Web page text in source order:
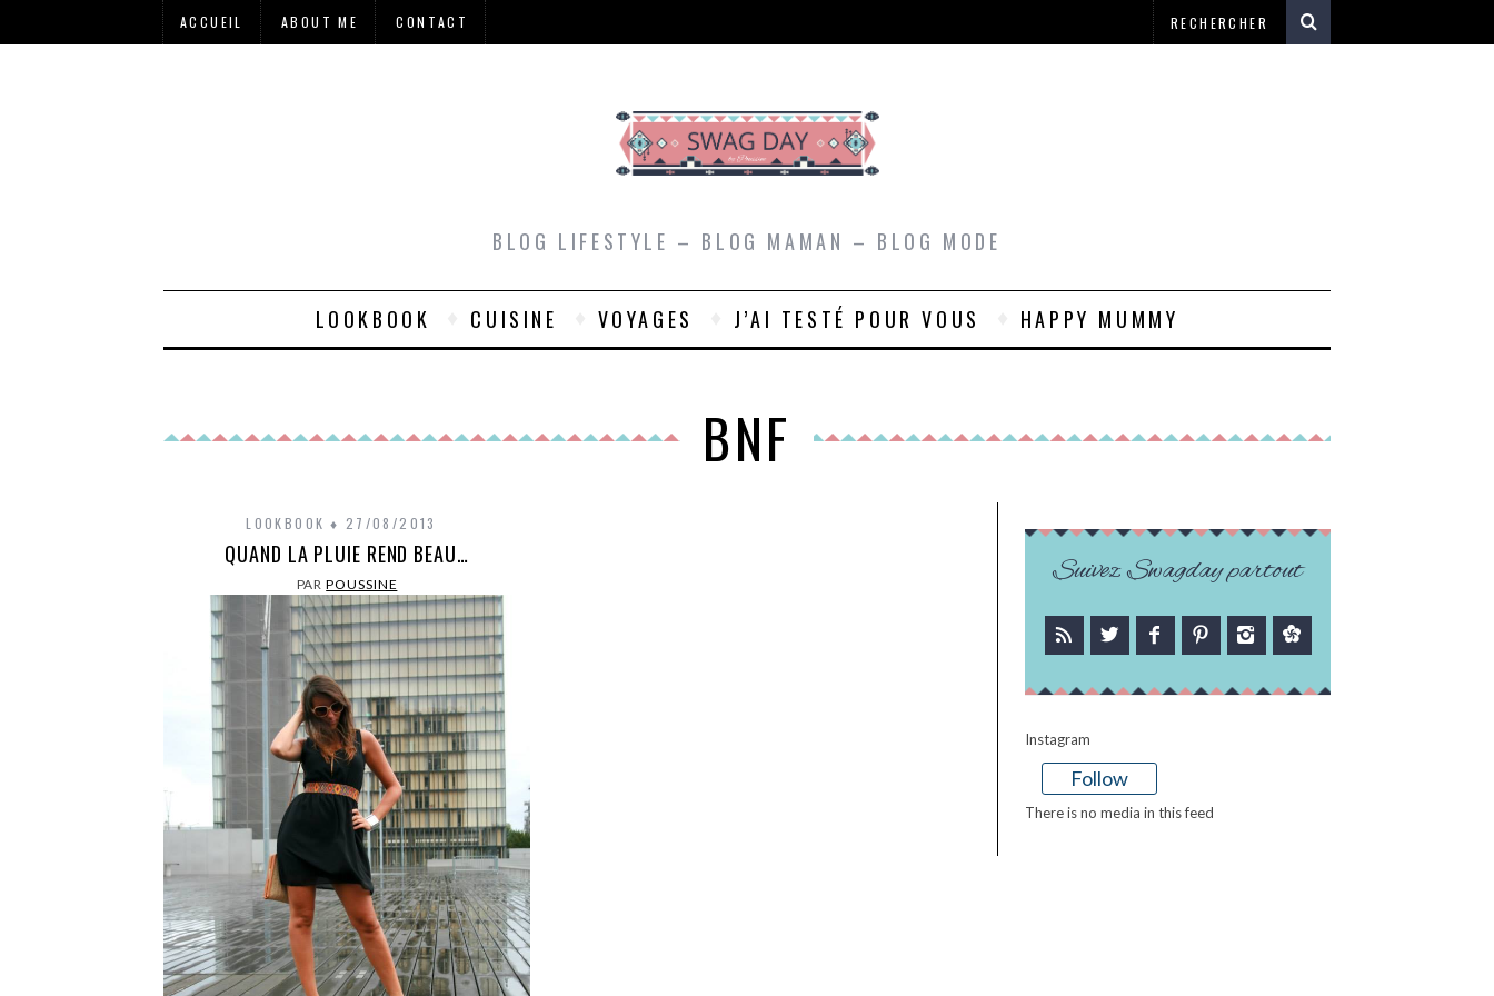
ACCUEIL ABOUT ME CONTACT
BLOG LIFESTYLE – BLOG MAMAN – BLOG MODE
LOOKBOOK CUISINE VOYAGES J’AI TESTÉ POUR VOUS HAPPY MUMMY
BNF
LOOKBOOK 27/08/2013
QUAND LA PLUIE REND BEAU…
PARPOUSSINE Suivez Swagday partout
Instagram
Follow
There is no media in this feed